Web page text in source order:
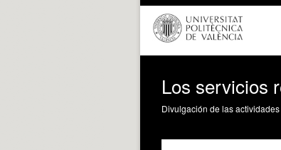
Los servicios
Divulgación de las